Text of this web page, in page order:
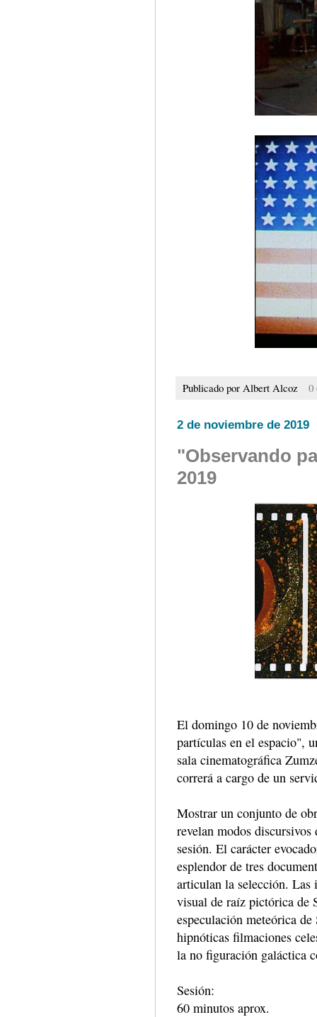
Publicado por Albert Alcoz 0
2 de noviembre de 2019
"Observando
2019
El domingo 10 de
partículas en el espacio",
sala cinematográfica
correrá a cargo de un
Mostrar un conjunto de
revelan modos discursivos
sesión. El carácter
esplendor de tres
articulan la selección. Las
visual de raíz pictórica de
especulación meteórica
hipnóticas filmaciones
la no figuración galáctica
Sesión:
60 minutos aprox.